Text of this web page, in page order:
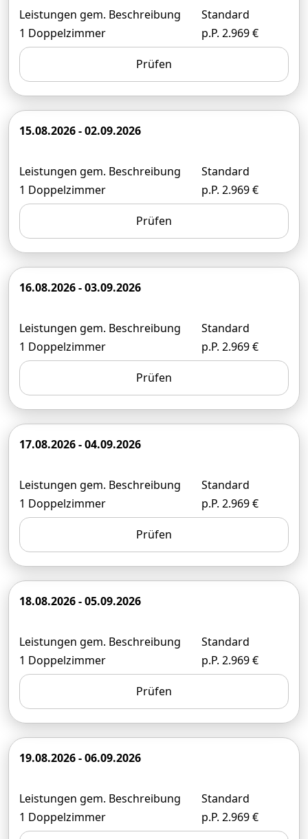
Leistungen gem. Beschreibung
1 Doppelzimmer
Standard
p.P. 2.969 €
Prüfen
15.08.2026 - 02.09.2026
Leistungen gem. Beschreibung
1 Doppelzimmer
Standard
p.P. 2.969 €
Prüfen
16.08.2026 - 03.09.2026
Leistungen gem. Beschreibung
1 Doppelzimmer
Standard
p.P. 2.969 €
Prüfen
17.08.2026 - 04.09.2026
Leistungen gem. Beschreibung
1 Doppelzimmer
Standard
p.P. 2.969 €
Prüfen
18.08.2026 - 05.09.2026
Leistungen gem. Beschreibung
1 Doppelzimmer
Standard
p.P. 2.969 €
Prüfen
19.08.2026 - 06.09.2026
Leistungen gem. Beschreibung
1 Doppelzimmer
Standard
p.P. 2.969 €